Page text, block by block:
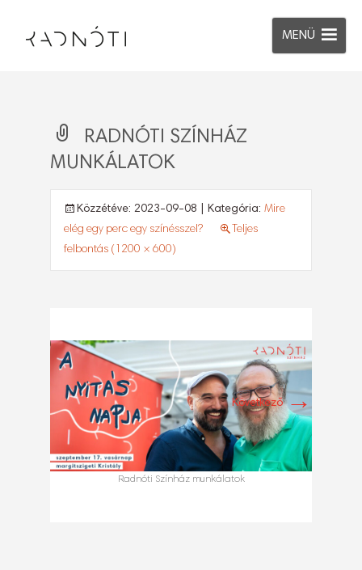
MENÜ
RADNÓTI SZÍNHÁZ
MUNKÁLATOK
Közzétéve: 2023-09-08 | Kategória: Mire
elég egy perc egy színésszel?
Teljes
felbontás (1200 × 600)
Következő→
Radnóti Színház munkálatok